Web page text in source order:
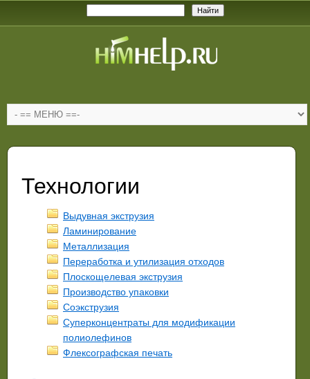
Технологии
Выдувная экструзия
Ламинирование
Металлизация
Переработка и утилизация отходов
Плоскощелевая экструзия
Производство упаковки
Соэкструзия
Суперконцентраты для модификации
полиолефинов
Флексографская печать